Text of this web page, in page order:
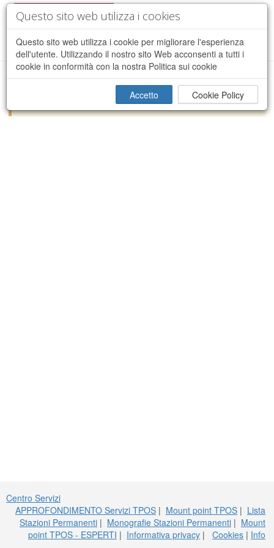
Questo sito web utilizza i cookies
Questo sito web utilizza i cookie per migliorare l'esperienza
dell'utente. Utilizzando il nostro sito Web acconsenti a tutti i
cookie in conformità con la nostra Politica sui cookie
Accetto Cookie Policy
Spiacente, si è verificato un errore durante il
processamento della richiesta.
×
Centro Servizi
APPROFONDIMENTO Servizi TPOS | Mount point TPOS | Lista
Stazioni Permanenti | Monografie Stazioni Permanenti | Mount
point TPOS - ESPERTI | Informativa privacy | Cookies | Info